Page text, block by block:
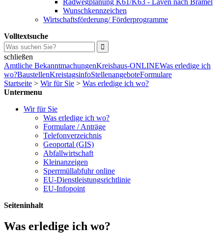
Radwegplanung K61/K63 - Laven nach Bramel
Wunschkennzeichen
Wirtschaftsförderung/ Förderprogramme
Volltextsuche
schließen
Amtliche BekanntmachungenKreishaus-ONLINEWas erledige ich
wo?BaustellenKreistagsinfoStellenangeboteFormulare
Startseite > Wir für Sie > Was erledige ich wo?
Untermenu
Wir für Sie
Was erledige ich wo?
Formulare / Anträge
Telefonverzeichnis
Geoportal (GIS)
Abfallwirtschaft
Kleinanzeigen
Sperrmüllabfuhr online
EU-Dienstleistungsrichtlinie
EU-Infopoint
Seiteninhalt
Was erledige ich wo?